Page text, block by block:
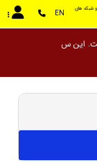
EN